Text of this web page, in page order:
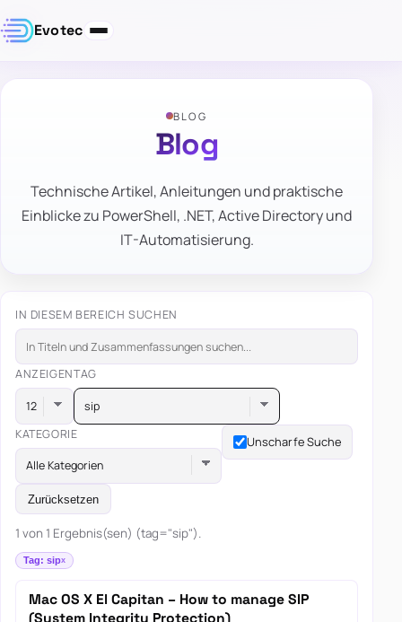
Evotec
BLOG
Blog
Technische Artikel, Anleitungen und praktische
Einblicke zu PowerShell, .NET, Active Directory und
IT-Automatisierung.
IN DIESEM BEREICH SUCHEN
ANZEIGENTAG
sip
KATEGORIE
Alle Kategorien
Unscharfe Suche
Zurücksetzen
1 von 1 Ergebnis(sen) (tag="sip").
Tag: sip
Mac OS X El Capitan – How to manage SIP
(System Integrity Protection)